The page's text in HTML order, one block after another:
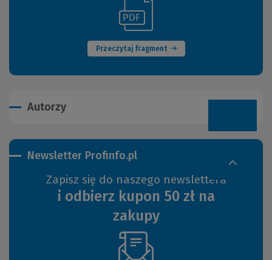
Przeczytaj fragment
(Nowe
okno)
innej
strony)
Autorzy
Newsletter Profinfo.pl
Zapisz się do naszego newslettera
i odbierz kupon 50 zł na
zakupy
(Nowe